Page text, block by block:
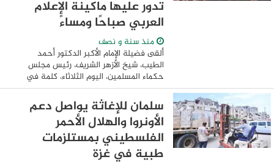
تدور عليها ماكينة الإعلام
العربي صباحًا ومساءً
منذ سنة و نصف
ألقى فضيلة الإمام الأكبر الدكتور أحمد
الطيب، شيخ الأزهر الشريف، رئيس مجلس
حكماء المسلمين، اليوم الثلاثاء، كلمة في
افتتاح مؤتمر «قمة الإعلام العربي»، الذي
تستضيفه دولة الإمارات العربية بحضور
صاحب ...
سلمان للإغاثة يواصل دعم
الأونروا والهلال الأحمر
الفلسطيني بمستلزمات
طبية في غزة